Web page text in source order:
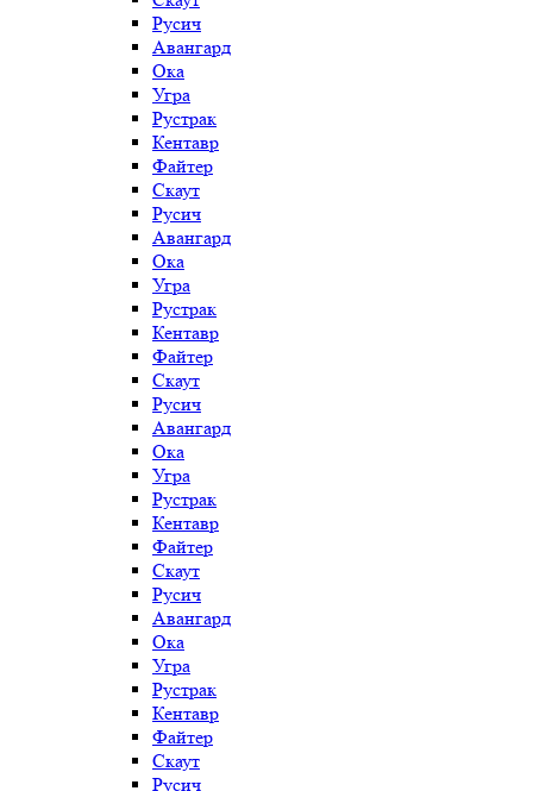
Русич
Авангард
Ока
Угра
Рустрак
Кентавр
Файтер
Скаут
Русич
Авангард
Ока
Угра
Рустрак
Кентавр
Файтер
Скаут
Русич
Авангард
Ока
Угра
Рустрак
Кентавр
Файтер
Скаут
Русич
Авангард
Ока
Угра
Рустрак
Кентавр
Файтер
Скаут
Русич